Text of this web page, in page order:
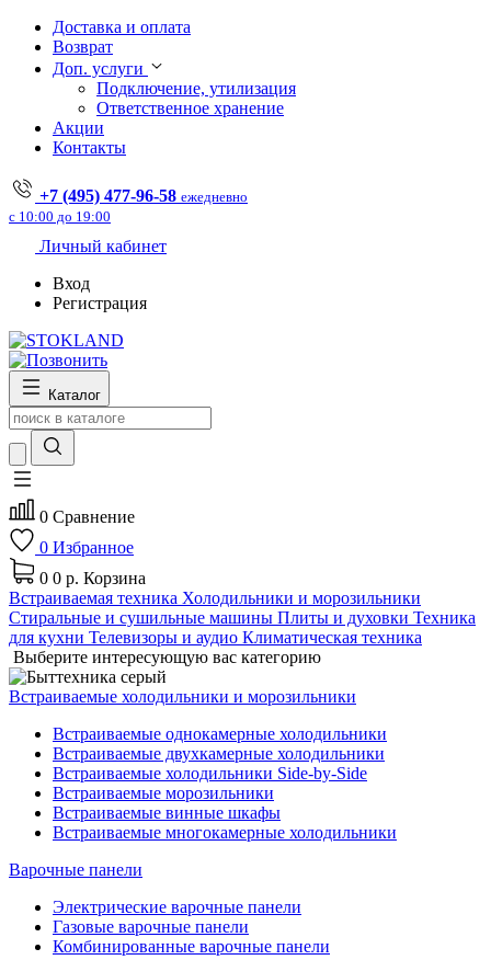
Доставка и оплата
Возврат
Доп. услуги
Подключение, утилизация
Ответственное хранение
Акции
Контакты
+7 (495) 477-96-58 ежедневно
с 10:00 до 19:00
Личный кабинет
Вход
Регистрация
Каталог
0 Сравнение
0 Избранное
0 0 р. Корзина
Встраиваемая техника Холодильники и морозильники
Стиральные и сушильные машины Плиты и духовки Техника
для кухни Телевизоры и аудио Климатическая техника
Выберите интересующую вас категорию
Встраиваемые холодильники и морозильники
Встраиваемые однокамерные холодильники
Встраиваемые двухкамерные холодильники
Встраиваемые холодильники Side-by-Side
Встраиваемые морозильники
Встраиваемые винные шкафы
Встраиваемые многокамерные холодильники
Варочные панели
Электрические варочные панели
Газовые варочные панели
Комбинированные варочные панели